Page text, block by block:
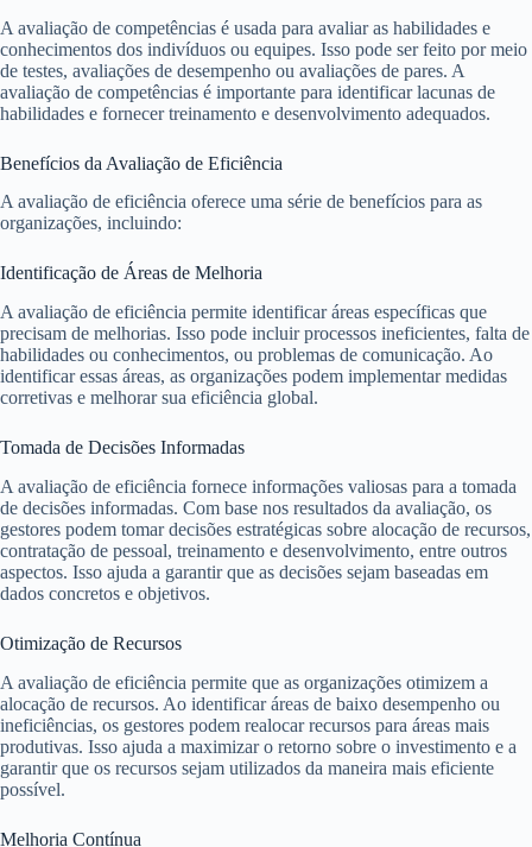
A avaliação de competências é usada para avaliar as habilidades e
conhecimentos dos indivíduos ou equipes. Isso pode ser feito por meio
de testes, avaliações de desempenho ou avaliações de pares. A
avaliação de competências é importante para identificar lacunas de
habilidades e fornecer treinamento e desenvolvimento adequados.
Benefícios da Avaliação de Eficiência
A avaliação de eficiência oferece uma série de benefícios para as
organizações, incluindo:
Identificação de Áreas de Melhoria
A avaliação de eficiência permite identificar áreas específicas que
precisam de melhorias. Isso pode incluir processos ineficientes, falta de
habilidades ou conhecimentos, ou problemas de comunicação. Ao
identificar essas áreas, as organizações podem implementar medidas
corretivas e melhorar sua eficiência global.
Tomada de Decisões Informadas
A avaliação de eficiência fornece informações valiosas para a tomada
de decisões informadas. Com base nos resultados da avaliação, os
gestores podem tomar decisões estratégicas sobre alocação de recursos,
contratação de pessoal, treinamento e desenvolvimento, entre outros
aspectos. Isso ajuda a garantir que as decisões sejam baseadas em
dados concretos e objetivos.
Otimização de Recursos
A avaliação de eficiência permite que as organizações otimizem a
alocação de recursos. Ao identificar áreas de baixo desempenho ou
ineficiências, os gestores podem realocar recursos para áreas mais
produtivas. Isso ajuda a maximizar o retorno sobre o investimento e a
garantir que os recursos sejam utilizados da maneira mais eficiente
possível.
Melhoria Contínua